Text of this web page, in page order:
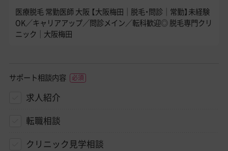
医療脱毛 常勤医師 大阪 【大阪梅田｜脱毛・問診｜常勤】未経験
OK／キャリアアップ／問診メイン／転科歓迎◎ 脱毛専門クリ
ニック｜大阪梅田
サポート相談内容
求人紹介
転職相談
クリニック見学相談